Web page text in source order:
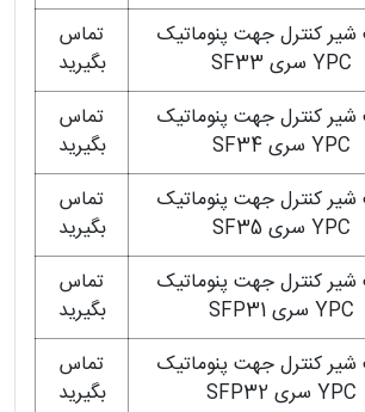
کنترل جهت پنوماتیک
YPC سری SF33
تماس
بگیرید
کنترل جهت پنوماتیک
YPC سری SF34
تماس
بگیرید
کنترل جهت پنوماتیک
YPC سری SF35
تماس
بگیرید
کنترل جهت پنوماتیک
YPC سری SFP31
تماس
بگیرید
کنترل جهت پنوماتیک
YPC سری SFP32
تماس
بگیرید